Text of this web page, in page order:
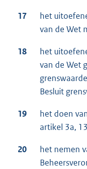
17
het
van de Wet
18
het
van de Wet
Besluit
19
het doen
artikel 3a,
20
het nemen